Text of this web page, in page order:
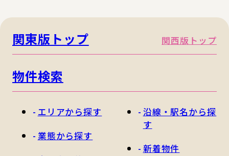
関東版トップ 関西版トップ
物件検索
エリアから探す
業態から探す
沿線・駅名から探
す
新着物件